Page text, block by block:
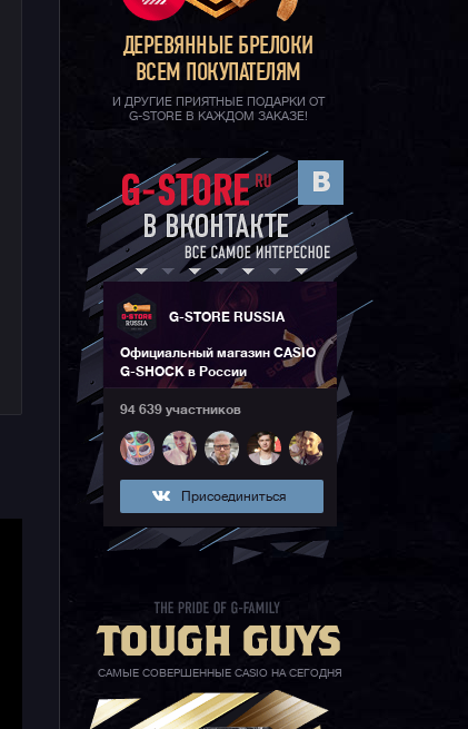
ДЕРЕВЯННЫЕ БРЕЛОКИ
ВСЕМ ПОКУПАТЕЛЯМ
И ДРУГИЕ ПРИЯТНЫЕ ПОДАРКИ ОТ
G-STORE В КАЖДОМ ЗАКАЗЕ!
G-STORE RUSSIA
Официальный магазин CASIO
G-SHOCK в России
94 639 участников
Присоединиться
САМЫЕ СОВЕРШЕННЫЕ CASIO НА СЕГОДНЯ